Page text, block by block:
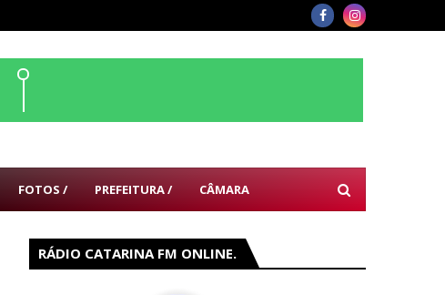
FOTOS / PREFEITURA / CÂMARA
RÁDIO CATARINA FM ONLINE.